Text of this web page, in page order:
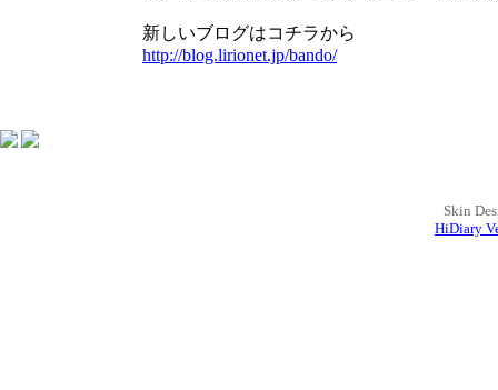
新しいブログはコチラから
http://blog.lirionet.jp/bando/
Skin
HiDiary